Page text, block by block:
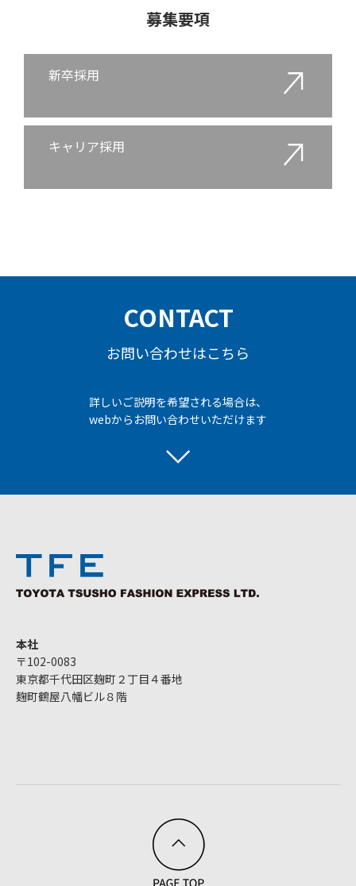
募集要項
新卒採用
キャリア採用
CONTACT
お問い合わせはこちら
詳しいご説明を希望される場合は、
webからお問い合わせいただけます
本社
〒102-0083
東京都千代田区麹町２丁目４番地
麹町鶴屋八幡ビル８階